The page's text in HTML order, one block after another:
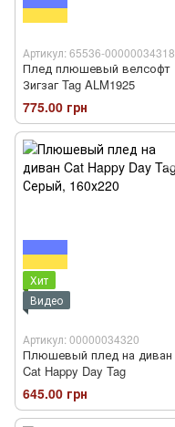
Артикул: 65536-00000034318
Плед плюшевый велсофт
Зигзаг Tag ALM1925
775.00 грн
Хит
Видео
Артикул: 00000034320
Плюшевый плед на диван
Cat Happy Day Tag
645.00 грн